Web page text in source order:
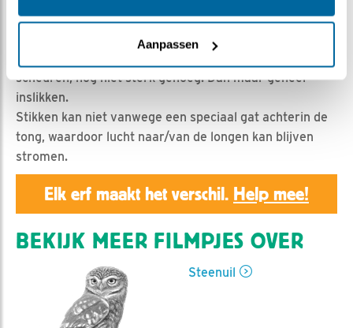
Aanpassen
Geert | Geplaatst op 22 mei 2023, 22:02 |
scheuren, nog niet sterk genoeg. Dan maar geheel
inslikken.
Stikken kan niet vanwege een speciaal gat achterin de
tong, waardoor lucht naar/van de longen kan blijven
stromen.
Elk erf maakt het verschil. Help mee!
BEKIJK MEER FILMPJES OVER
Steenuil